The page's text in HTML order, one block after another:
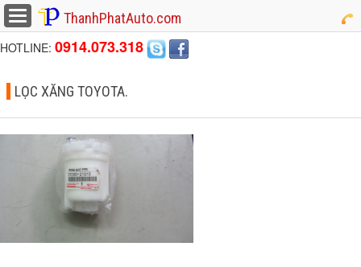
button ThanhPhatAuto.com
HOTLINE: 0914.073.318
LỌC XĂNG TOYOTA.